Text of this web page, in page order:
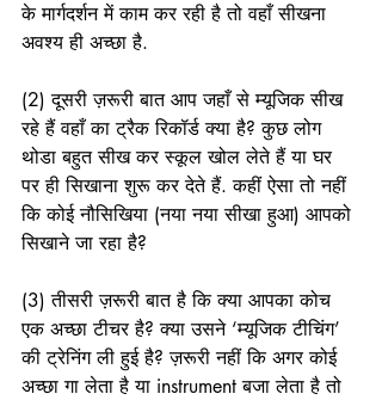
के मार्गदर्शन में काम कर रही है तो वहाँ सीखना
अवश्य ही अच्छा है.
(2) दूसरी ज़रूरी बात आप जहाँ से म्यूजिक सीख
रहे हैं वहाँ का ट्रैक रिकॉर्ड क्या है? कुछ लोग
थोडा बहुत सीख कर स्कूल खोल लेते हैं या घर
पर ही सिखाना शुरू कर देते हैं. कहीं ऐसा तो नहीं
कि कोई नौसिखिया (नया नया सीखा हुआ) आपको
सिखाने जा रहा है?
(3) तीसरी ज़रूरी बात है कि क्या आपका कोच
एक अच्छा टीचर है? क्या उसने ‘म्यूजिक टीचिंग’
की ट्रेनिंग ली हुई है? ज़रूरी नहीं कि अगर कोई
अच्छा गा लेता है या instrument बजा लेता है तो